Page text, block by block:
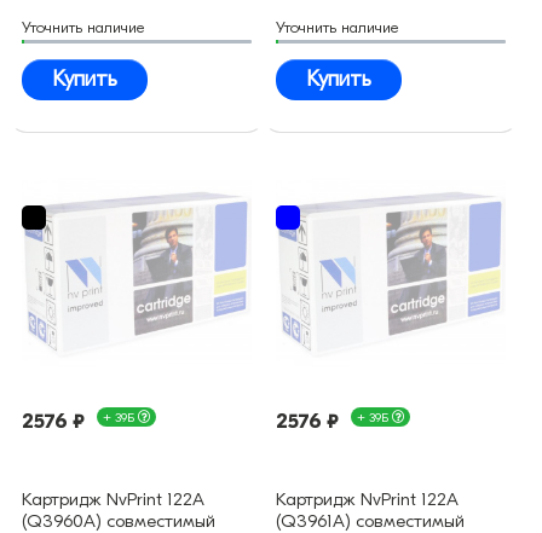
Уточнить наличие
Купить
Уточнить наличие
Купить
2576 ₽ + 39Б
Картридж NvPrint 122A
(Q3960A) совместимый
2576 ₽ + 39Б
Картридж NvPrint 122A
(Q3961A) совместимый